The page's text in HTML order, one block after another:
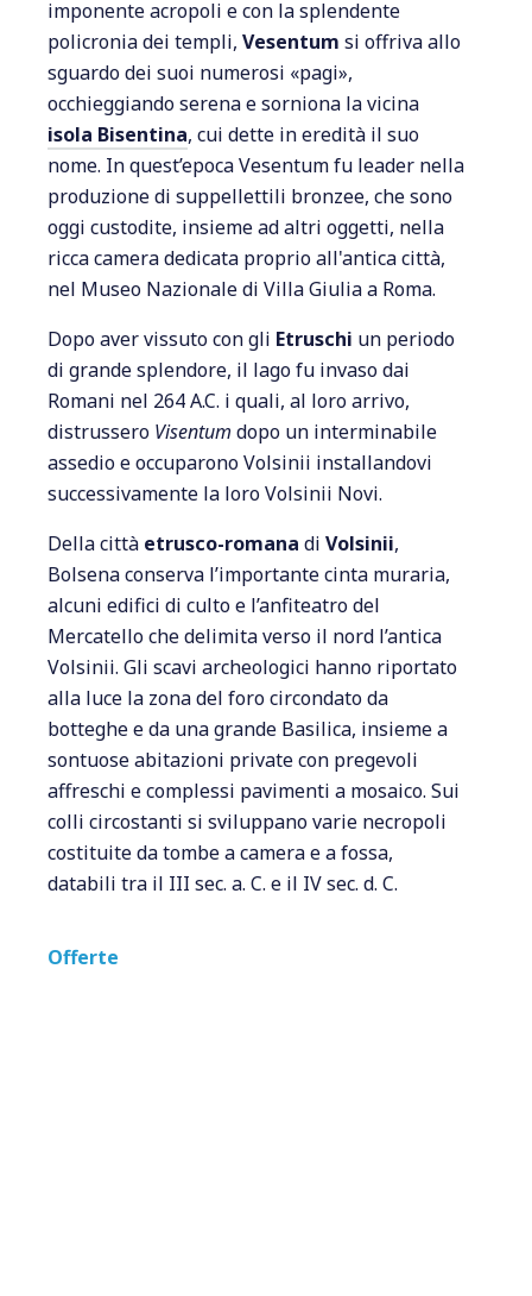
imponente acropoli e con la splendente
policronia dei templi, Vesentum si offriva allo
sguardo dei suoi numerosi «pagi»,
occhieggiando serena e sorniona la vicina
isola Bisentina, cui dette in eredità il suo
nome. In quest’epoca Vesentum fu leader nella
produzione di suppellettili bronzee, che sono
oggi custodite, insieme ad altri oggetti, nella
ricca camera dedicata proprio all'antica città,
nel Museo Nazionale di Villa Giulia a Roma.
Dopo aver vissuto con gli Etruschi un periodo
di grande splendore, il lago fu invaso dai
Romani nel 264 A.C. i quali, al loro arrivo,
distrussero Visentum dopo un interminabile
assedio e occuparono Volsinii installandovi
successivamente la loro Volsinii Novi.
Della città etrusco-romana di Volsinii,
Bolsena conserva l’importante cinta muraria,
alcuni edifici di culto e l’anfiteatro del
Mercatello che delimita verso il nord l’antica
Volsinii. Gli scavi archeologici hanno riportato
alla luce la zona del foro circondato da
botteghe e da una grande Basilica, insieme a
sontuose abitazioni private con pregevoli
affreschi e complessi pavimenti a mosaico. Sui
colli circostanti si sviluppano varie necropoli
costituite da tombe a camera e a fossa,
databili tra il III sec. a. C. e il IV sec. d. C.
Offerte